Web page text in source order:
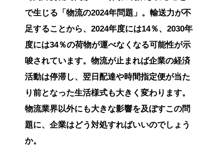
で生じる「物流の2024年問題」。輸送力が不
足することから、2024年度には14％、2030年
度には34％の荷物が運べなくなる可能性が示
唆されています。物流が止まれば企業の経済
活動は停滞し、翌日配達や時間指定便が当た
り前となった生活様式も大きく変わります。
物流業界以外にも大きな影響を及ぼすこの問
題に、企業はどう対処すればいいのでしょう
か。